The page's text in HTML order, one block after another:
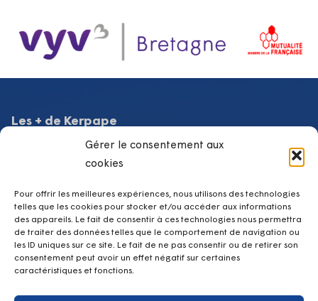
Gérer le consentement aux
cookies
Pour offrir les meilleures expériences, nous utilisons des technologies
telles que les cookies pour stocker et/ou accéder aux informations
des appareils. Le fait de consentir à ces technologies nous permettra
de traiter des données telles que le comportement de navigation ou
les ID uniques sur ce site. Le fait de ne pas consentir ou de retirer son
consentement peut avoir un effet négatif sur certaines
caractéristiques et fonctions.
Les + de Kerpape
SRISP Service de Réadaptation et d’Insertion Sociale et
Lab d’Assistances Technologiques
Club loisirs
Hospitalisation à temps partiel de jour
Hospitalisation à temps plein